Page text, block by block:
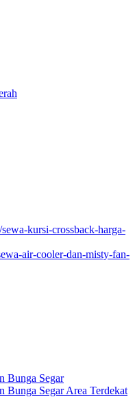
kursi-crossback-harga-
air-cooler-dan-misty-fan-
Bunga Segar
Bunga Segar Area Terdekat